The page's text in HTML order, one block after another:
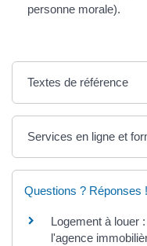
personne morale).
Textes de référence
Services en ligne et
Questions ? Réponses !
Logement à louer
l'agence